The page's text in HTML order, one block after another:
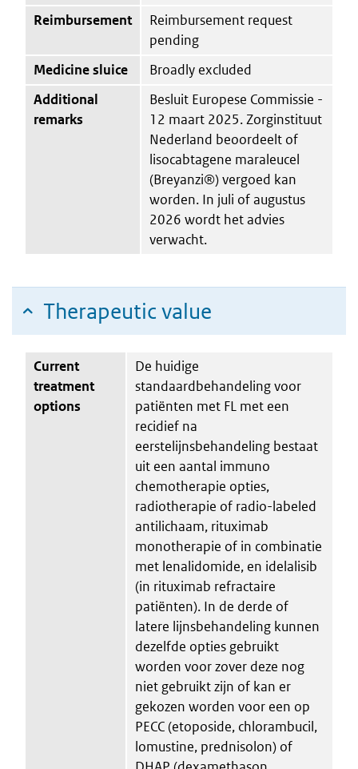
Reimbursement
Reimbursement request
pending
Medicine sluice
Broadly excluded
Additional
remarks
Besluit Europese Commissie -
12 maart 2025. Zorginstituut
Nederland beoordeelt of
lisocabtagene maraleucel
(Breyanzi®) vergoed kan
worden. In juli of augustus
2026 wordt het advies
verwacht.
Therapeutic value
Current
treatment
options
De huidige
standaardbehandeling voor
patiënten met FL met een
recidief na
eerstelijnsbehandeling bestaat
uit een aantal immuno
chemotherapie opties,
radiotherapie of radio-labeled
antilichaam, rituximab
monotherapie of in combinatie
met lenalidomide, en idelalisib
(in rituximab refractaire
patiënten). In de derde of
latere lijnsbehandeling kunnen
dezelfde opties gebruikt
worden voor zover deze nog
niet gebruikt zijn of kan er
gekozen worden voor een op
PECC (etoposide, chlorambucil,
lomustine, prednisolon) of